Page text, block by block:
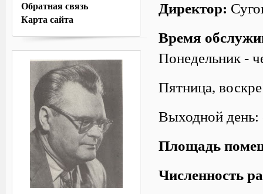
Директор:
Время
Понедельник -
Пятница,
Выходной день:
Площадь
Численность
Обратная связь
Карта сайта